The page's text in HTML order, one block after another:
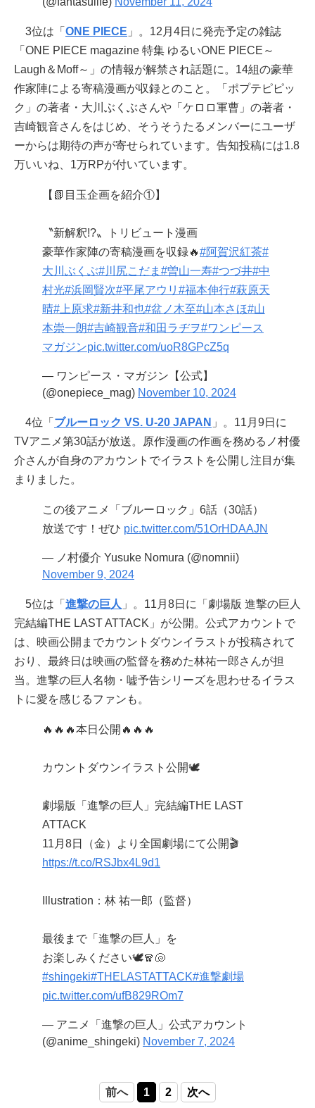
3位は「 ONE PIECE 」。12月4日に発売予定の雑誌
「ONE PIECE magazine 特集 ゆるいONE PIECE～
Laugh＆Moff～」の情報が解禁され話題に。14組の豪華
作家陣による寄稿漫画が収録とのこと。「ポプテピピッ
ク」の著者・大川ぶくぶさんや「ケロロ軍曹」の著者・
吉崎観音さんをはじめ、そうそうたるメンバーにユーザ
ーからは期待の声が寄せられています。告知投稿には1.8
万いいね、1万RPが付いています。
【📗目玉企画を紹介①】
〝新解釈!?〟トリビュート漫画
豪華作家陣の寄稿漫画を収録🔥#阿賀沢紅茶#
大川ぶくぶ#川尻こだま #曽山一寿#つづ井#中
村光#浜岡賢次#平尾アウリ #福本伸行#萩原天
晴#上原求#新井和也#盆ノ木至#山本さほ#山
本崇一朗#吉崎観音#和田ラヂヲ#ワンピース
マガジンpic.twitter.com/uoR8GPcZ5q
— ワンピース・マガジン【公式】
(@onepiece_mag) November 10, 2024
4位「 ブルーロック VS. U-20 JAPAN 」。11月9日に
TVアニメ第30話が放送。原作漫画の作画を務めるノ村優
介さんが自身のアカウントでイラストを公開し注目が集
まりました。
この後アニメ「ブルーロック」6話（30話）
放送です！ぜひ pic.twitter.com/51OrHDAAJN
— ノ村優介 Yusuke Nomura (@nomnii)
November 9, 2024
5位は「 進撃の巨人 」。11月8日に「劇場版 進撃の巨人
完結編THE LAST ATTACK」が公開。公式アカウントで
は、映画公開までカウントダウンイラストが投稿されて
おり、最終日は映画の監督を務めた林祐一郎さんが担
当。進撃の巨人名物・嘘予告シリーズを思わせるイラス
トに愛を感じるファンも。
🔥🔥🔥本日公開🔥🔥🔥
カウントダウンイラスト公開🕊️
劇場版「進撃の巨人」完結編THE LAST
ATTACK
11月8日（金）より全国劇場にて公開🎬
https://t.co/RSJbx4L9d1
Illustration：林 祐一郎（監督）
最後まで「進撃の巨人」を
お楽しみください🕊️🧣🐚
#shingeki#THELASTATTACK#進撃劇場
pic.twitter.com/ufB829ROm7
— アニメ「進撃の巨人」公式アカウント
(@anime_shingeki) November 7, 2024
前へ 1 2 次へ